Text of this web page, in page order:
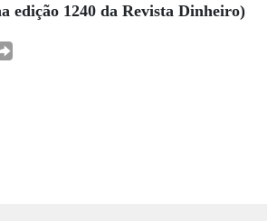
edição 1240 da Revista Dinheiro)